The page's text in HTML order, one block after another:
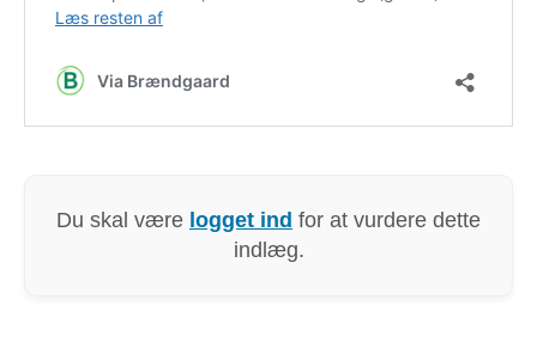
Du skal være logget ind for at vurdere dette
indlæg.